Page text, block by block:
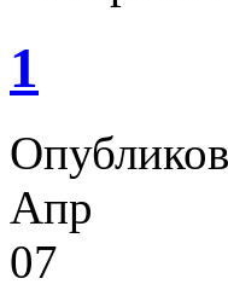
1
Апр
07